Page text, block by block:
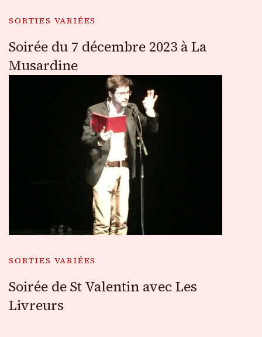
SORTIES VARIÉES
Soirée du 7 décembre 2023 à La
Musardine
SORTIES VARIÉES
Soirée de St Valentin avec Les
Livreurs